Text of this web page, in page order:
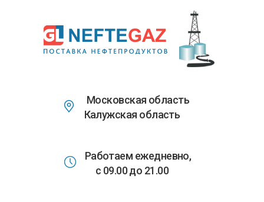
основному
содержанию
Московская область
Калужская область
Работаем ежедневно,
с 09.00 до 21.00